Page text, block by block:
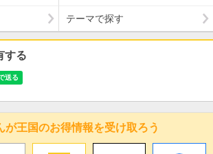
テーマで探す
する
が王国のお得情報を受け取ろう